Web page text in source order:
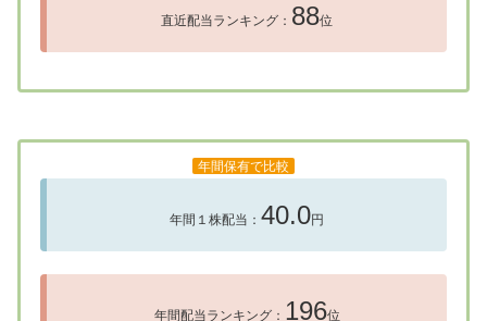
直近配当ランキング： 88位
年間保有で比較
年間１株配当： 40.0円
年間配当ランキング： 196位